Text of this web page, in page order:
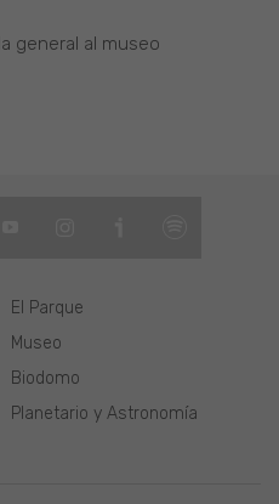
general al museo
El Parque
Museo
Biodomo
Planetario y Astronomía